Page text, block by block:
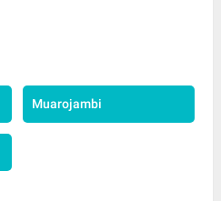
Muarojambi